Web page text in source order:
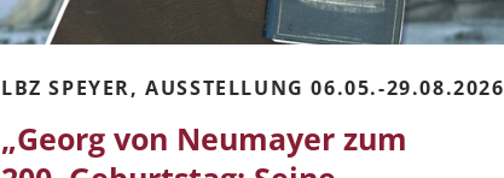
LBZ SPEYER, AUSSTELLUNG 06.05.-29.08.2026
„Georg von Neumayer zum